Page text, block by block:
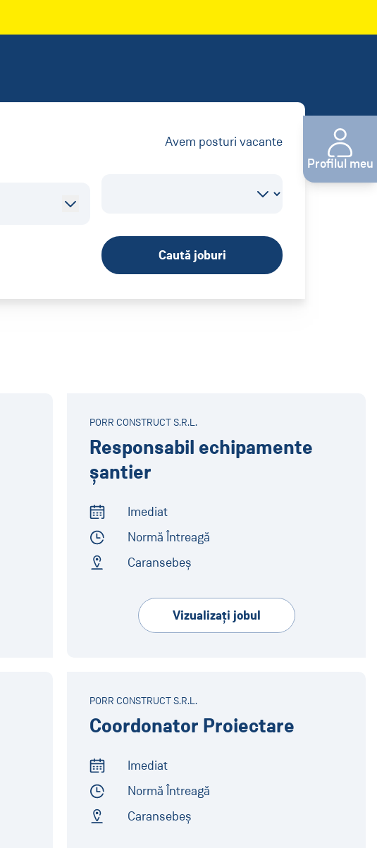
Avem posturi vacante
Caută joburi
PORR CONSTRUCT S.R.L.
Responsabil echipamente
șantier
Start of Work
Imediat
Employment Type
Normă Întreagă
Caransebeș
Vizualizaţi jobul
PORR CONSTRUCT S.R.L.
Coordonator Proiectare
Start of Work
Imediat
Employment Type
Normă Întreagă
Caransebeș
Profilul meu